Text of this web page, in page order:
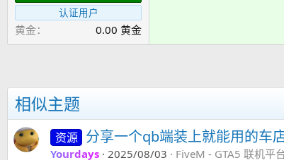
认证用户
黄金 0.00 黄金
相似主题
资源 分享一个qb端装上就能用的车
Yourdays 2025/08/03 FiveM - GTA5 联机平